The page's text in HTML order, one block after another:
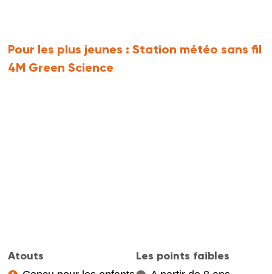
Pour les plus jeunes :Station météo sans fil
4M Green Science
Atouts Les points faibles